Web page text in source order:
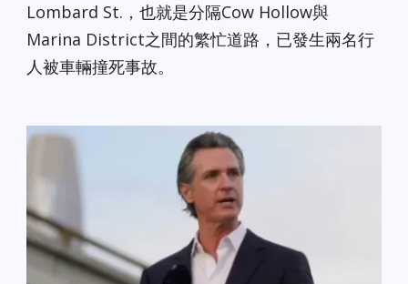
Lombard St.，也就是分隔Cow Hollow與
Marina District之間的繁忙道路，已發生兩名行
人被車輛撞死事故。